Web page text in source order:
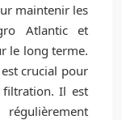
maintenir les
Atlantic et
le long terme.
crucial pour
filtration. Il est